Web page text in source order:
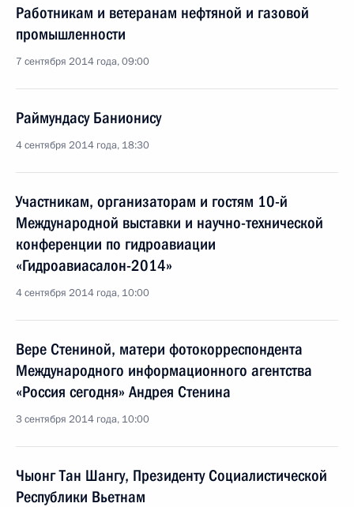
Работникам и ветеранам нефтяной и газовой
промышленности
7 сентября 2014 года, 09:00
Раймундасу Банионису
4 сентября 2014 года, 18:30
Участникам, организаторам и гостям 10-й
Международной выставки и научно-технической
конференции по гидроавиации
«Гидроавиасалон-2014»
4 сентября 2014 года, 10:00
Вере Стениной, матери фотокорреспондента
Международного информационного агентства
«Россия сегодня» Андрея Стенина
3 сентября 2014 года, 10:00
Чыонг Тан Шангу, Президенту Социалистической
Республики Вьетнам